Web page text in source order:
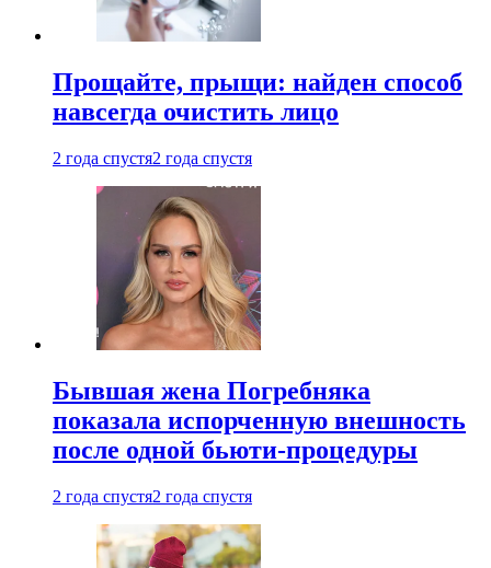
Прощайте, прыщи: найден способ
навсегда очистить лицо
2 года спустя2 года спустя
Бывшая жена Погребняка
показала испорченную внешность
после одной бьюти-процедуры
2 года спустя2 года спустя